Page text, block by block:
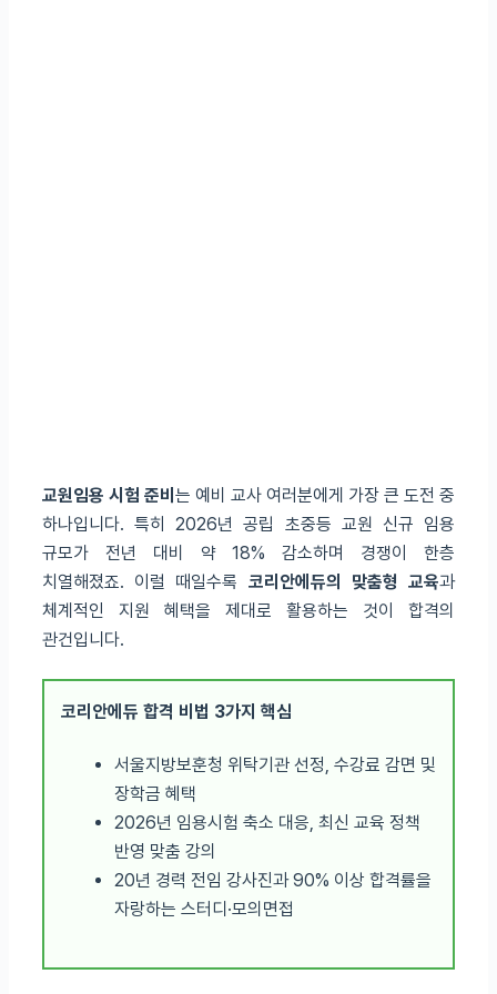
교원임용 시험 준비 는 예비 교사 여러분에게 가장 큰 도전 중
하나입니다. 특히 2026년 공립 초중등 교원 신규 임용
규모가 전년 대비 약 18% 감소하며 경쟁이 한층
치열해졌죠. 이럴 때일수록 코리안에듀의 맞춤형 교육과
체계적인 지원 혜택을 제대로 활용하는 것이 합격의
관건입니다.
코리안에듀 합격 비법 3가지 핵심
서울지방보훈청 위탁기관 선정, 수강료 감면 및
장학금 혜택
2026년 임용시험 축소 대응, 최신 교육 정책
반영 맞춤 강의
20년 경력 전임 강사진과 90% 이상 합격률을
자랑하는 스터디·모의면접